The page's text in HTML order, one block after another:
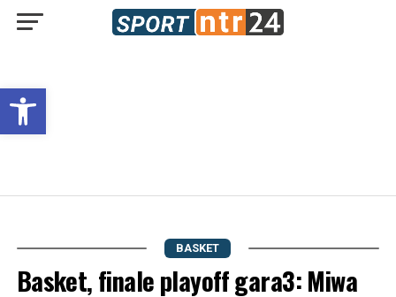
Open toolbar
BASKET
Basket, finale playoff gara3: Miwa